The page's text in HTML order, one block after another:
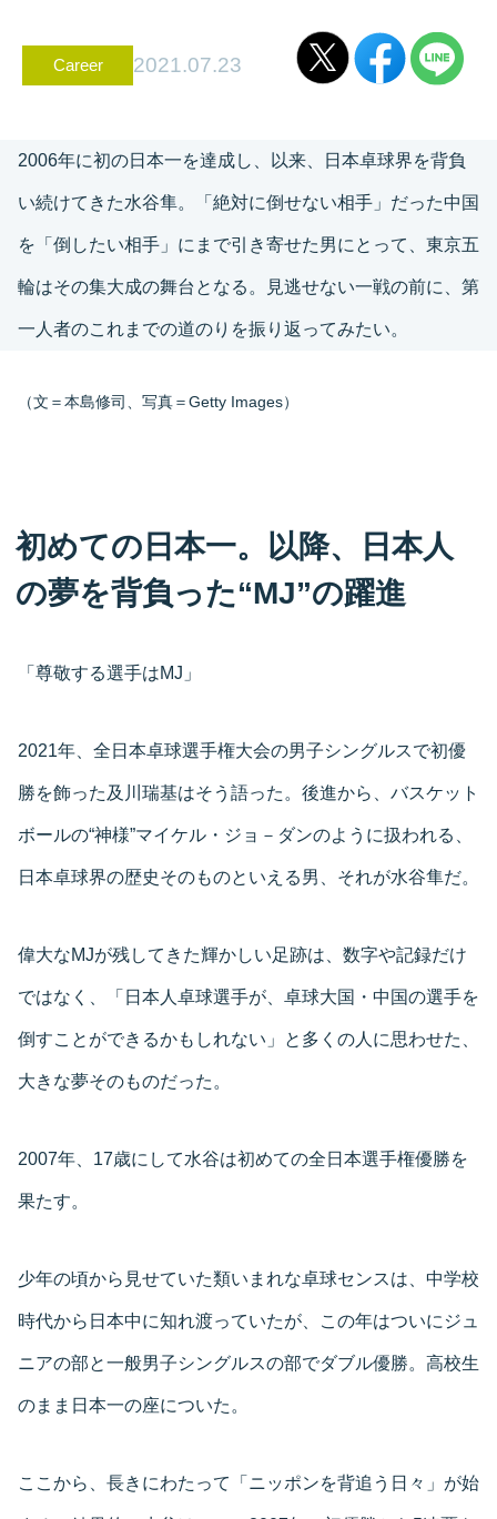
Career 2021.07.23
2006年に初の日本一を達成し、以来、日本卓球界を背負
い続けてきた水谷隼。「絶対に倒せない相手」だった中国
を「倒したい相手」にまで引き寄せた男にとって、東京五
輪はその集大成の舞台となる。見逃せない一戦の前に、第
一人者のこれまでの道のりを振り返ってみたい。
（文＝本島修司、写真＝Getty Images）
初めての日本一。以降、日本人
の夢を背負った“MJ”の躍進
「尊敬する選手はMJ」
2021年、全日本卓球選手権大会の男子シングルスで初優
勝を飾った及川瑞基はそう語った。後進から、バスケット
ボールの“神様”マイケル・ジョ－ダンのように扱われる、
日本卓球界の歴史そのものといえる男、それが水谷隼だ。
偉大なMJが残してきた輝かしい足跡は、数字や記録だけ
ではなく、「日本人卓球選手が、卓球大国・中国の選手を
倒すことができるかもしれない」と多くの人に思わせた、
大きな夢そのものだった。
2007年、17歳にして水谷は初めての全日本選手権優勝を
果たす。
少年の頃から見せていた類いまれな卓球センスは、中学校
時代から日本中に知れ渡っていたが、この年はついにジュ
ニアの部と一般男子シングルスの部でダブル優勝。高校生
のまま日本一の座についた。
ここから、長きにわたって「ニッポンを背追う日々」が始